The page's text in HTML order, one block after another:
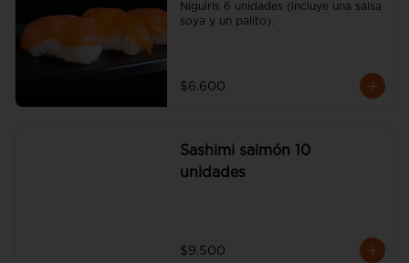
Niguiris 6 unidades (incluye una salsa
soya y un palito).
$6.600
Sashimi salmón 10
unidades
$9.500